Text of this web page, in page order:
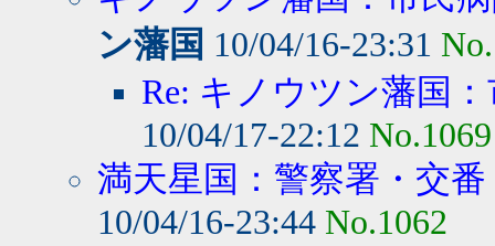
ン藩国 10/04/16-23:31
Re: キノウツン藩国
10/04/17-22:12 No.1069
満天星国：警察署・交
10/04/16-23:44 No.1062